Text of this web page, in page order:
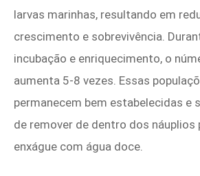
larvas marinhas, resultando em
crescimento e sobrevivência.
incubação e enriquecimento, o
aumenta 5-8 vezes. Essas
permanecem bem estabelecidas e
de remover de dentro dos náuplios
enxágue com água doce.